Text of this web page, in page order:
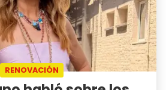
RENOVACIÓN